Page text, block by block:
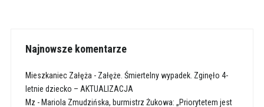
Najnowsze komentarze
Mieszkaniec Załęża - Załęże. Śmiertelny wypadek. Zginęło 4-
letnie dziecko – AKTUALIZACJA
Mz - Mariola Zmudzińska, burmistrz Żukowa: „Priorytetem jest